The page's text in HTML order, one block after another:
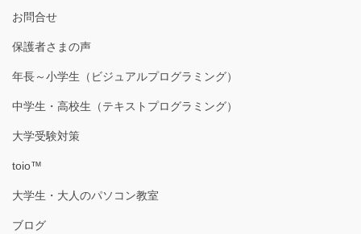
お問合せ
保護者さまの声
年長～小学生（ビジュアルプログラミング）
中学生・高校生（テキストプログラミング）
大学受験対策
toio™
大学生・大人のパソコン教室
ブログ